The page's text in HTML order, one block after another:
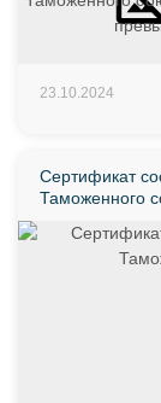
23.10.2024
Сертификат
Таможенного